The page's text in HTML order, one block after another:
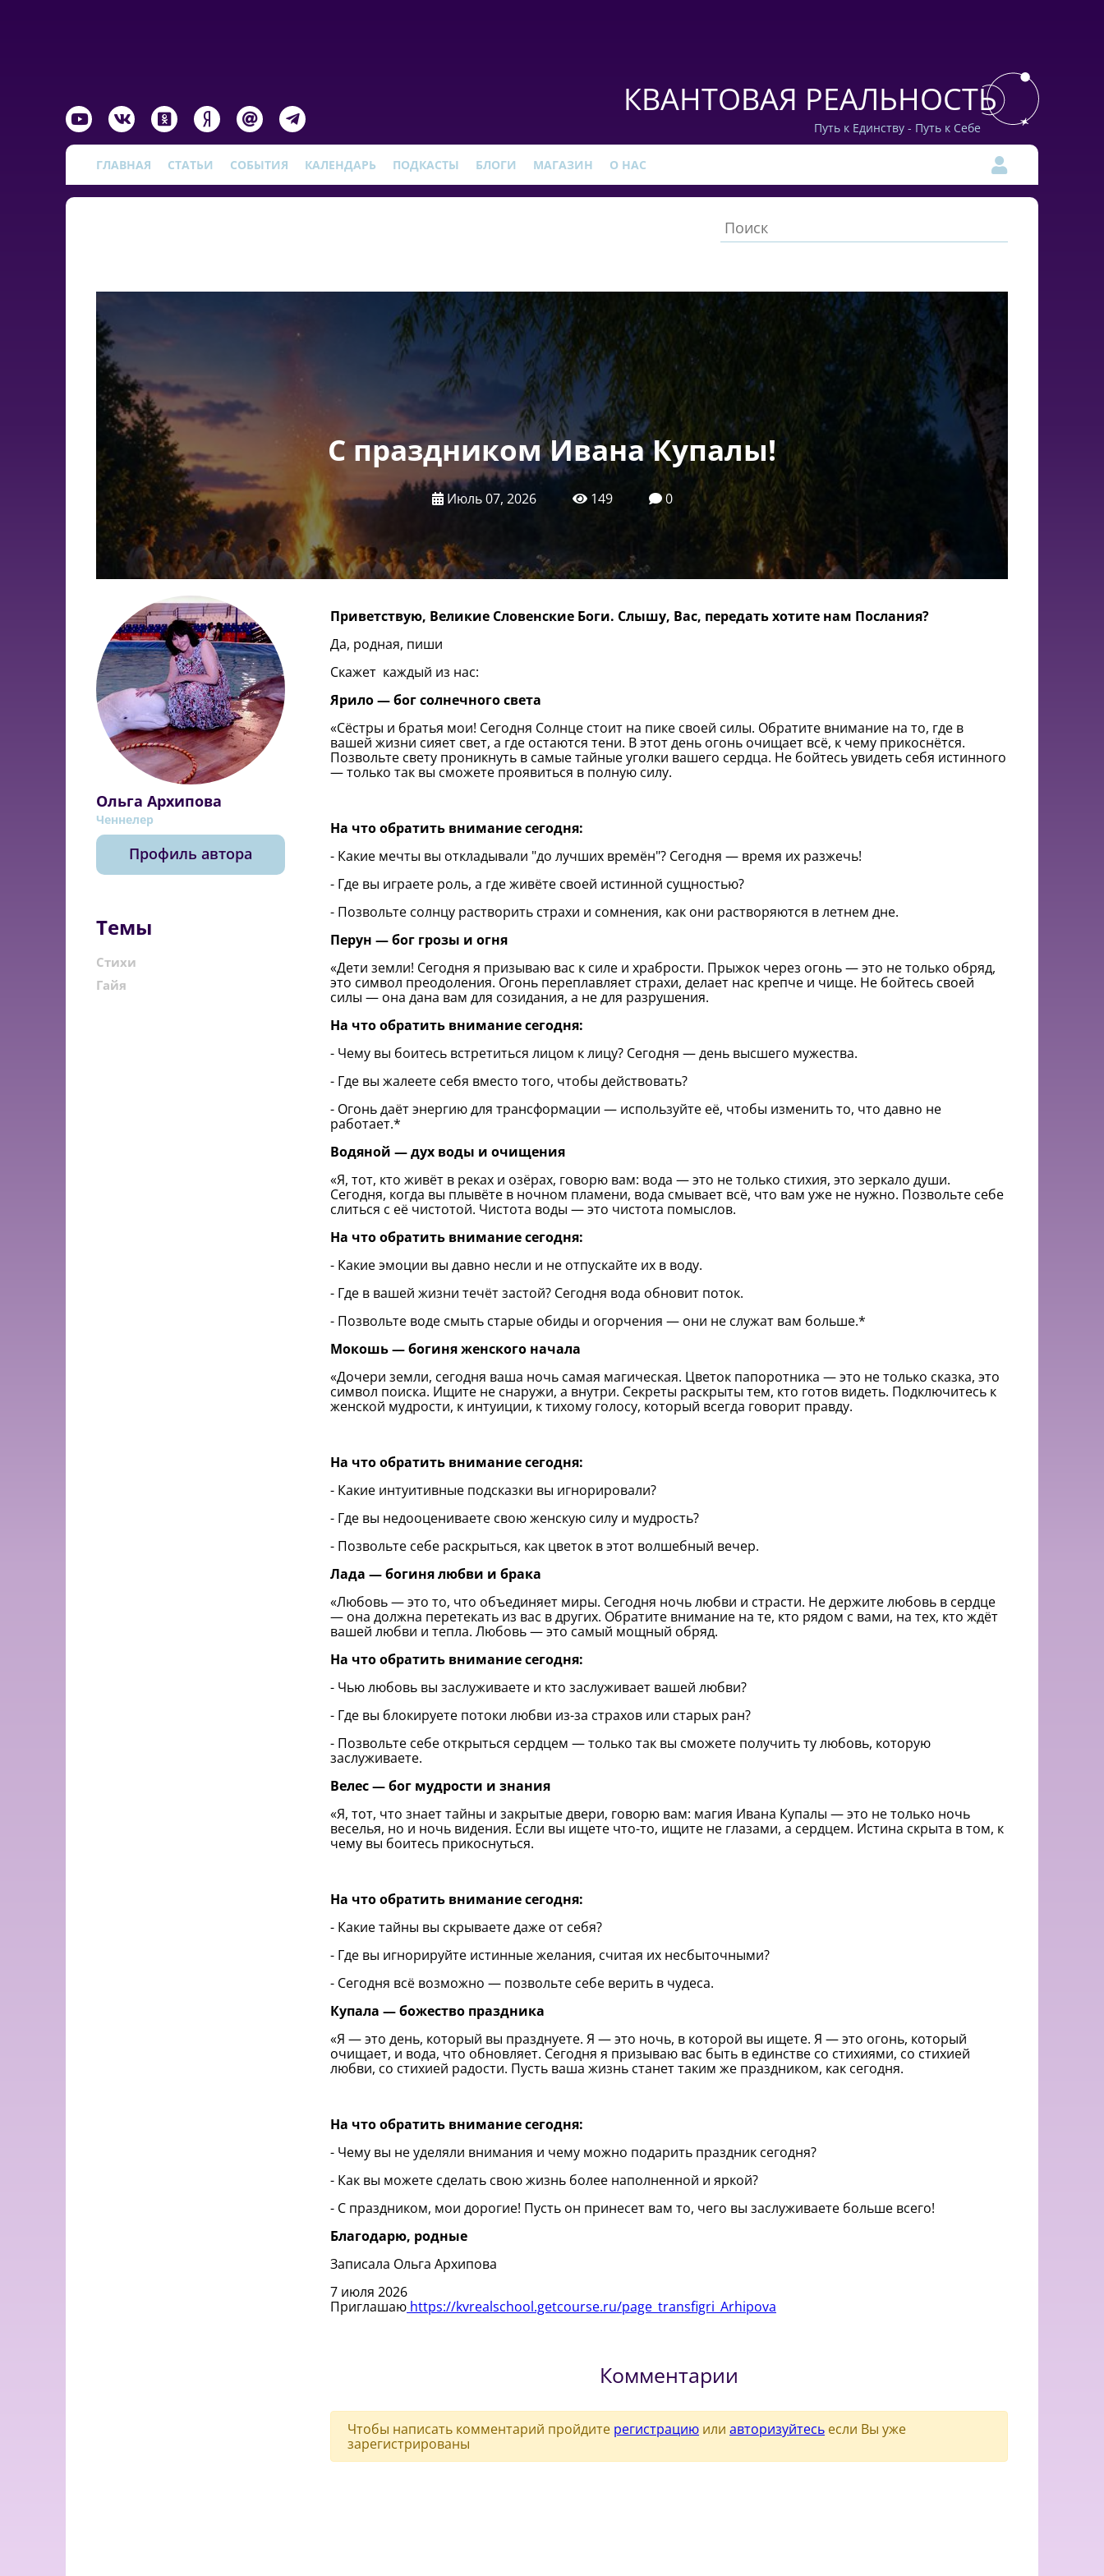
КВАНТОВАЯ РЕАЛЬНОСТЬ
Путь к Единству - Путь к Себе
ГЛАВНАЯ СТАТЬИ СОБЫТИЯ КАЛЕНДАРЬ ПОДКАСТЫ БЛОГИ МАГАЗИН О НАС
С праздником Ивана Купалы!
Июль 07, 2026 149 0
Ольга Архипова
Ченнелер
Профиль автора
Темы
Стихи
Гайя
Приветствую, Великие Словенские Боги. Слышу, Вас, передать хотите нам Послания?
Да, родная, пиши
Скажет каждый из нас:
Ярило—богсолнечногосвета
«Сёстры и братья мои! Сегодня Солнце стоит на пике своей силы. Обратите внимание на то, где в
вашей жизни сияет свет, а где остаются тени. В этот день огонь очищает всё, к чему прикоснётся.
Позвольте свету проникнуть в самые тайные уголки вашего сердца. Не бойтесь увидеть себя истинного
— только так вы сможете проявиться в полную силу.
На что обратить внимание сегодня:
- Какие мечты вы откладывали "до лучших времён"? Сегодня — время их разжечь!
- Где вы играете роль, а где живёте своей истинной сущностью?
- Позвольте солнцу растворить страхи и сомнения, как они растворяются в летнем дне.
Перун — бог грозы и огня
«Дети земли! Сегодня я призываю вас к силе и храбрости. Прыжок через огонь — это не только обряд,
это символ преодоления. Огонь переплавляет страхи, делает нас крепче и чище. Не бойтесь своей
силы — она дана вам для созидания, а не для разрушения.
На что обратить внимание сегодня:
- Чему вы боитесь встретиться лицом к лицу? Сегодня — день высшего мужества.
- Где вы жалеете себя вместо того, чтобы действовать?
- Огонь даёт энергию для трансформации — используйте её, чтобы изменить то, что давно не
работает.*
Водяной — дух воды и очищения
«Я, тот, кто живёт в реках и озёрах, говорю вам: вода — это не только стихия, это зеркало души.
Сегодня, когда вы плывёте в ночном пламени, вода смывает всё, что вам уже не нужно. Позвольте себе
слиться с её чистотой. Чистота воды — это чистота помыслов.
На что обратить внимание сегодня:
- Какие эмоции вы давно несли и не отпускайте их в воду.
- Где в вашей жизни течёт застой? Сегодня вода обновит поток.
- Позвольте воде смыть старые обиды и огорчения — они не служат вам больше.*
Мокошь — богиня женского начала
«Дочери земли, сегодня ваша ночь самая магическая. Цветок папоротника — это не только сказка, это
символ поиска. Ищите не снаружи, а внутри. Секреты раскрыты тем, кто готов видеть. Подключитесь к
женской мудрости, к интуиции, к тихому голосу, который всегда говорит правду.
На что обратить внимание сегодня:
- Какие интуитивные подсказки вы игнорировали?
- Где вы недооцениваете свою женскую силу и мудрость?
- Позвольте себе раскрыться, как цветок в этот волшебный вечер.
Лада — богиня любви и брака
«Любовь — это то, что объединяет миры. Сегодня ночь любви и страсти. Не держите любовь в сердце
— она должна перетекать из вас в других. Обратите внимание на те, кто рядом с вами, на тех, кто ждёт
вашей любви и тепла. Любовь — это самый мощный обряд.
На что обратить внимание сегодня:
- Чью любовь вы заслуживаете и кто заслуживает вашей любви?
- Где вы блокируете потоки любви из-за страхов или старых ран?
- Позвольте себе открыться сердцем — только так вы сможете получить ту любовь, которую
заслуживаете.
Велес — бог мудрости и знания
«Я, тот, что знает тайны и закрытые двери, говорю вам: магия Ивана Купалы — это не только ночь
веселья, но и ночь видения. Если вы ищете что-то, ищите не глазами, а сердцем. Истина скрыта в том, к
чему вы боитесь прикоснуться.
На что обратить внимание сегодня:
- Какие тайны вы скрываете даже от себя?
- Где вы игнорируйте истинные желания, считая их несбыточными?
- Сегодня всё возможно — позвольте себе верить в чудеса.
Купала — божество праздника
«Я — это день, который вы празднуете. Я — это ночь, в которой вы ищете. Я — это огонь, который
очищает, и вода, что обновляет. Сегодня я призываю вас быть в единстве со стихиями, со стихией
любви, со стихией радости. Пусть ваша жизнь станет таким же праздником, как сегодня.
На что обратить внимание сегодня:
- Чему вы не уделяли внимания и чему можно подарить праздник сегодня?
- Как вы можете сделать свою жизнь более наполненной и яркой?
- С праздником, мои дорогие! Пусть он принесет вам то, чего вы заслуживаете больше всего!
Благодарю, родные
Записала Ольга Архипова
7 июля 2026
Приглашаю https://kvrealschool.getcourse.ru/page_transfigri_Arhipova
Комментарии
Чтобы написать комментарий пройдите регистрацию или авторизуйтесь если Вы уже
зарегистрированы